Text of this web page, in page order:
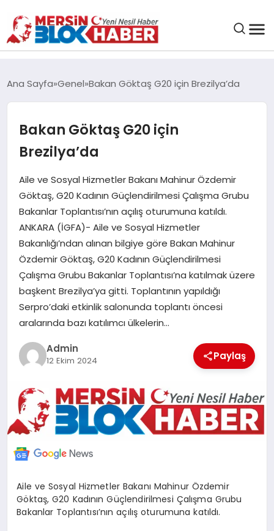
SAĞLIK
EĞITIM
EKONOMI
SANAT
POLITIKA
YAŞAM
SPOR
ILETİŞİM
KÜNYE
Ana Sayfa Genel Bakan Göktaş G20 için Brezilya’da
Bakan Göktaş G20 için
Brezilya’da
Aile ve Sosyal Hizmetler Bakanı Mahinur Özdemir
Göktaş, G20 Kadının Güçlendirilmesi Çalışma Grubu
Bakanlar Toplantısı’nın açılış oturumuna katıldı.
ANKARA (İGFA)- Aile ve Sosyal Hizmetler
Bakanlığı’ndan alınan bilgiye göre Bakan Mahinur
Özdemir Göktaş, G20 Kadının Güçlendirilmesi
Çalışma Grubu Bakanlar Toplantısı’na katılmak üzere
başkent Brezilya’ya gitti. Toplantının yapıldığı
Serpro’daki etkinlik salonunda toplantı öncesi
aralarında bazı katılımcı ülkelerin…
Admin
12 Ekim 2024 Paylaş
Aile ve Sosyal Hizmetler Bakanı Mahinur Özdemir
Göktaş, G20 Kadının Güçlendirilmesi Çalışma Grubu
Bakanlar Toplantısı’nın açılış oturumuna katıldı.